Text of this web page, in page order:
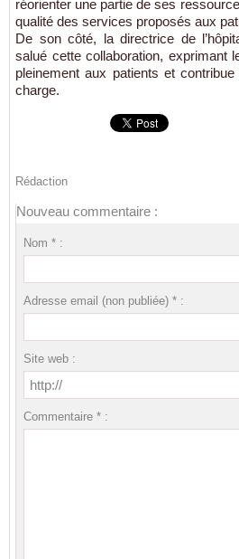
réorienter une partie de ses
qualité des services proposés aux
De son côté, la directrice de
salué cette collaboration, exprimant
pleinement aux patients et
charge.
Rédaction
Nouveau commentaire :
Nom * :
Adresse email (non publiée) * :
Site web :
Commentaire * :